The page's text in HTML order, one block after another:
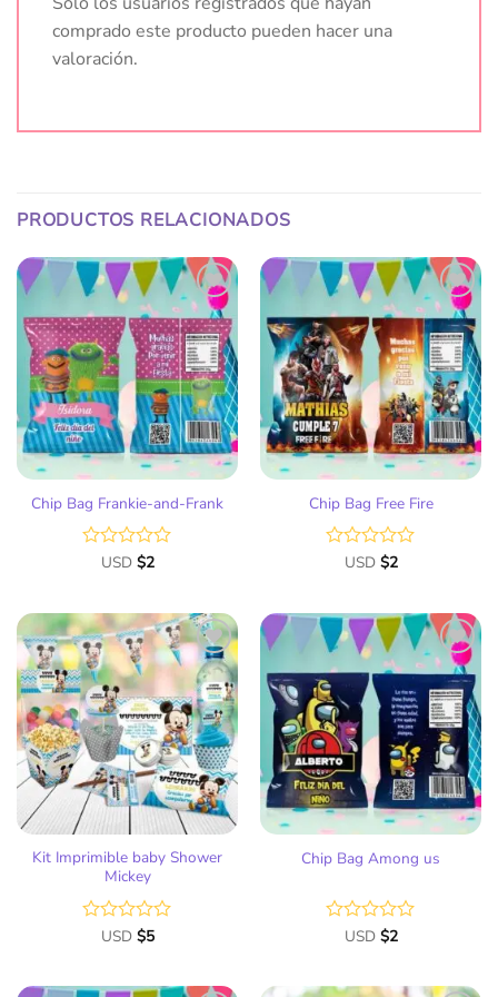
comprado este producto pueden hacer una
valoración.
PRODUCTOS RELACIONADOS
Añadir
a la
lista
de
deseos
Chip Bag Frankie-and-Frank
Valorado
de
5
USD $2
Añadir
a la
lista
de
deseos
Chip Bag Free Fire
Valorado
de
USD $2
Añadir
a la
lista
de
deseos
Kit Imprimible baby Shower
Mickey
Valorado
de
USD $5
Añadir
a la
lista
de
deseos
Chip Bag Among us
Valorado
de
USD $2